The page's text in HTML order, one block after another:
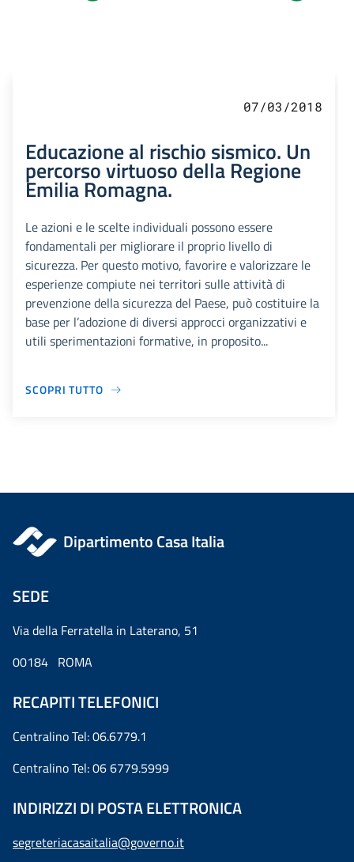
07/03/2018
Educazione al rischio sismico. Un
percorso virtuoso della Regione
Emilia Romagna.
Le azioni e le scelte individuali possono essere
fondamentali per migliorare il proprio livello di
sicurezza. Per questo motivo, favorire e valorizzare le
esperienze compiute nei territori sulle attività di
prevenzione della sicurezza del Paese, può costituire la
base per l’adozione di diversi approcci organizzativi e
utili sperimentazioni formative, in proposito...
SCOPRI TUTTO
Dipartimento Casa Italia
SEDE
Via della Ferratella in Laterano, 51
00184 ROMA
RECAPITI TELEFONICI
Centralino Tel: 06.6779.1
Centralino Tel: 06 6779.5999
INDIRIZZI DI POSTA ELETTRONICA
segreteriacasaitalia@governo.it